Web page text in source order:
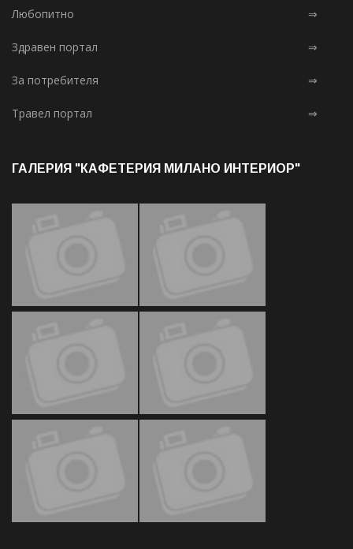
Любопитно ⇒
Здравен портал ⇒
За потребителя ⇒
Травел портал ⇒
ГАЛЕРИЯ "КАФЕТЕРИЯ МИЛАНО ИНТЕРИОР"